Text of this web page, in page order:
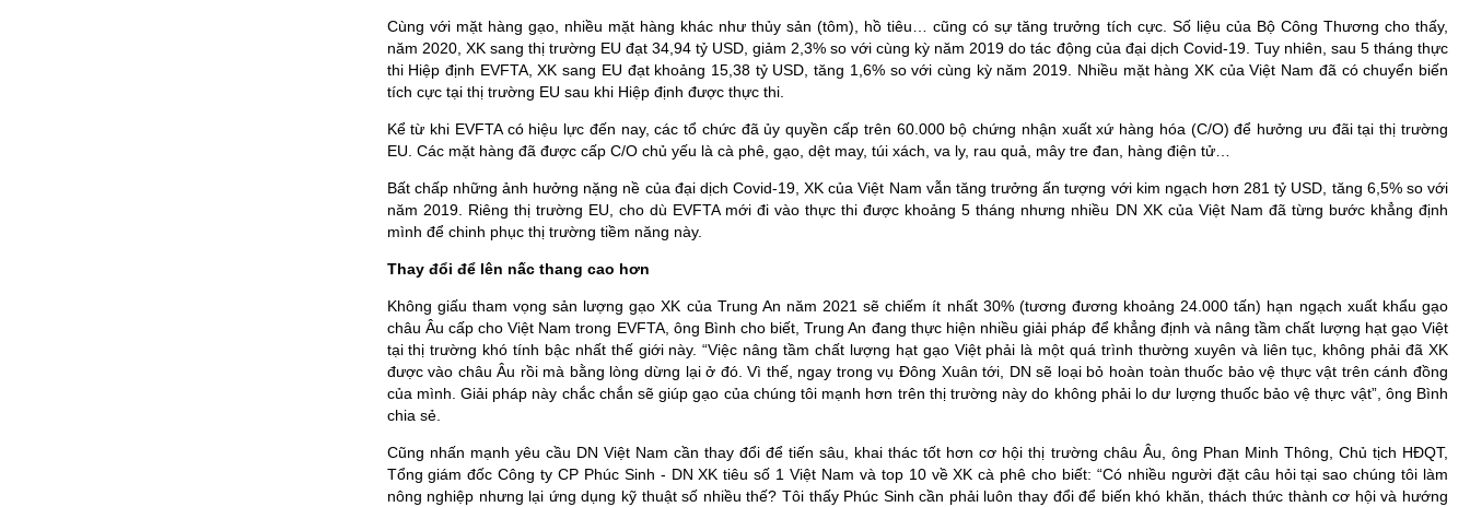
Cùng với mặt hàng gạo, nhiều mặt hàng khác như thủy sản (tôm), hồ tiêu… cũng có sự tăng trưởng tích cực. Số liệu của Bộ Công Thương cho thấy,
năm 2020, XK sang thị trường EU đạt 34,94 tỷ USD, giảm 2,3% so với cùng kỳ năm 2019 do tác động của đại dịch Covid-19. Tuy nhiên, sau 5 tháng thực
thi Hiệp định EVFTA, XK sang EU đạt khoảng 15,38 tỷ USD, tăng 1,6% so với cùng kỳ năm 2019. Nhiều mặt hàng XK của Việt Nam đã có chuyển biến
tích cực tại thị trường EU sau khi Hiệp định được thực thi.
Kể từ khi EVFTA có hiệu lực đến nay, các tổ chức đã ủy quyền cấp trên 60.000 bộ chứng nhận xuất xứ hàng hóa (C/O) để hưởng ưu đãi tại thị trường
EU. Các mặt hàng đã được cấp C/O chủ yếu là cà phê, gạo, dệt may, túi xách, va ly, rau quả, mây tre đan, hàng điện tử…
Bất chấp những ảnh hưởng nặng nề của đại dịch Covid-19, XK của Việt Nam vẫn tăng trưởng ấn tượng với kim ngạch hơn 281 tỷ USD, tăng 6,5% so với
năm 2019. Riêng thị trường EU, cho dù EVFTA mới đi vào thực thi được khoảng 5 tháng nhưng nhiều DN XK của Việt Nam đã từng bước khẳng định
mình để chinh phục thị trường tiềm năng này.
Thay đổi để lên nấc thang cao hơn
Không giấu tham vọng sản lượng gạo XK của Trung An năm 2021 sẽ chiếm ít nhất 30% (tương đương khoảng 24.000 tấn) hạn ngạch xuất khẩu gạo
châu Âu cấp cho Việt Nam trong EVFTA, ông Bình cho biết, Trung An đang thực hiện nhiều giải pháp để khẳng định và nâng tầm chất lượng hạt gạo Việt
tại thị trường khó tính bậc nhất thế giới này. “Việc nâng tầm chất lượng hạt gạo Việt phải là một quá trình thường xuyên và liên tục, không phải đã XK
được vào châu Âu rồi mà bằng lòng dừng lại ở đó. Vì thế, ngay trong vụ Đông Xuân tới, DN sẽ loại bỏ hoàn toàn thuốc bảo vệ thực vật trên cánh đồng
của mình. Giải pháp này chắc chắn sẽ giúp gạo của chúng tôi mạnh hơn trên thị trường này do không phải lo dư lượng thuốc bảo vệ thực vật”, ông Bình
chia sẻ.
Cũng nhấn mạnh yêu cầu DN Việt Nam cần thay đổi để tiến sâu, khai thác tốt hơn cơ hội thị trường châu Âu, ông Phan Minh Thông, Chủ tịch HĐQT,
Tổng giám đốc Công ty CP Phúc Sinh - DN XK tiêu số 1 Việt Nam và top 10 về XK cà phê cho biết: “Có nhiều người đặt câu hỏi tại sao chúng tôi làm
nông nghiệp nhưng lại ứng dụng kỹ thuật số nhiều thế? Tôi thấy Phúc Sinh cần phải luôn thay đổi để biến khó khăn, thách thức thành cơ hội và hướng